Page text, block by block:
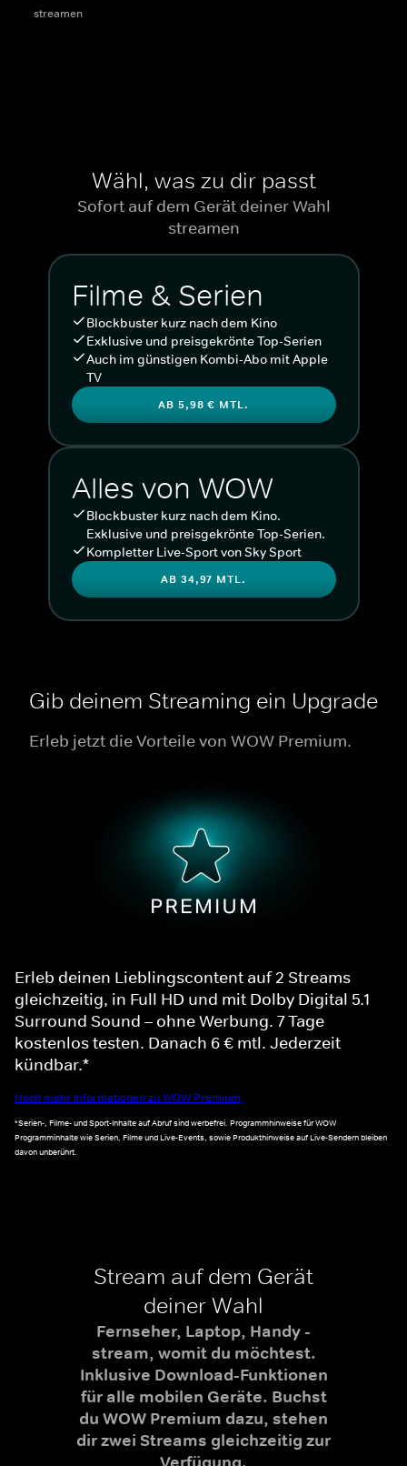
streamen
Wähl, was zu dir passt
Sofort auf dem Gerät deiner Wahl
streamen
Filme & Serien
Blockbuster kurz nach dem Kino
Exklusive und preisgekrönte Top-Serien
Auch im günstigen Kombi-Abo mit Apple
TV
AB 5,98 € MTL.
Alles von WOW
Blockbuster kurz nach dem Kino.
Exklusive und preisgekrönte Top-Serien.
Kompletter Live-Sport von Sky Sport
AB 34,97 MTL.
Gib deinem Streaming ein Upgrade
Erleb jetzt die Vorteile von WOW Premium.
Erleb deinen Lieblingscontent auf 2 Streams
gleichzeitig, in Full HD und mit Dolby Digital 5.1
Surround Sound – ohne Werbung. 7 Tage
kostenlos testen. Danach 6 € mtl. Jederzeit
kündbar.*
Noch mehr Informationen zu WOW Premium
*Serien-, Filme- und Sport-Inhalte auf Abruf sind werbefrei. Programmhinweise für WOW
Programminhalte wie Serien, Filme und Live-Events, sowie Produkthinweise auf Live-Sendern bleiben
davon unberührt.
Stream auf dem Gerät
deiner Wahl
Fernseher, Laptop, Handy -
stream, womit du möchtest.
Inklusive Download-Funktionen
für alle mobilen Geräte. Buchst
du WOW Premium dazu, stehen
dir zwei Streams gleichzeitig zur